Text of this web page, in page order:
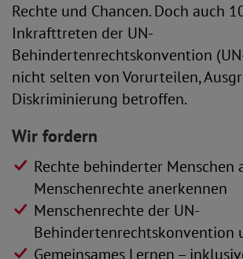
Rechte und Chancen. Doch auch
Inkrafttreten der UN-
Behindertenrechtskonvention
nicht selten von Vorurteilen,
Diskriminierung betroffen.
Wir fordern
Rechte behinderter Menschen
Menschenrechte anerkennen
Menschenrechte der UN-
Behindertenrechtskonvention
Gemeinsames Lernen –